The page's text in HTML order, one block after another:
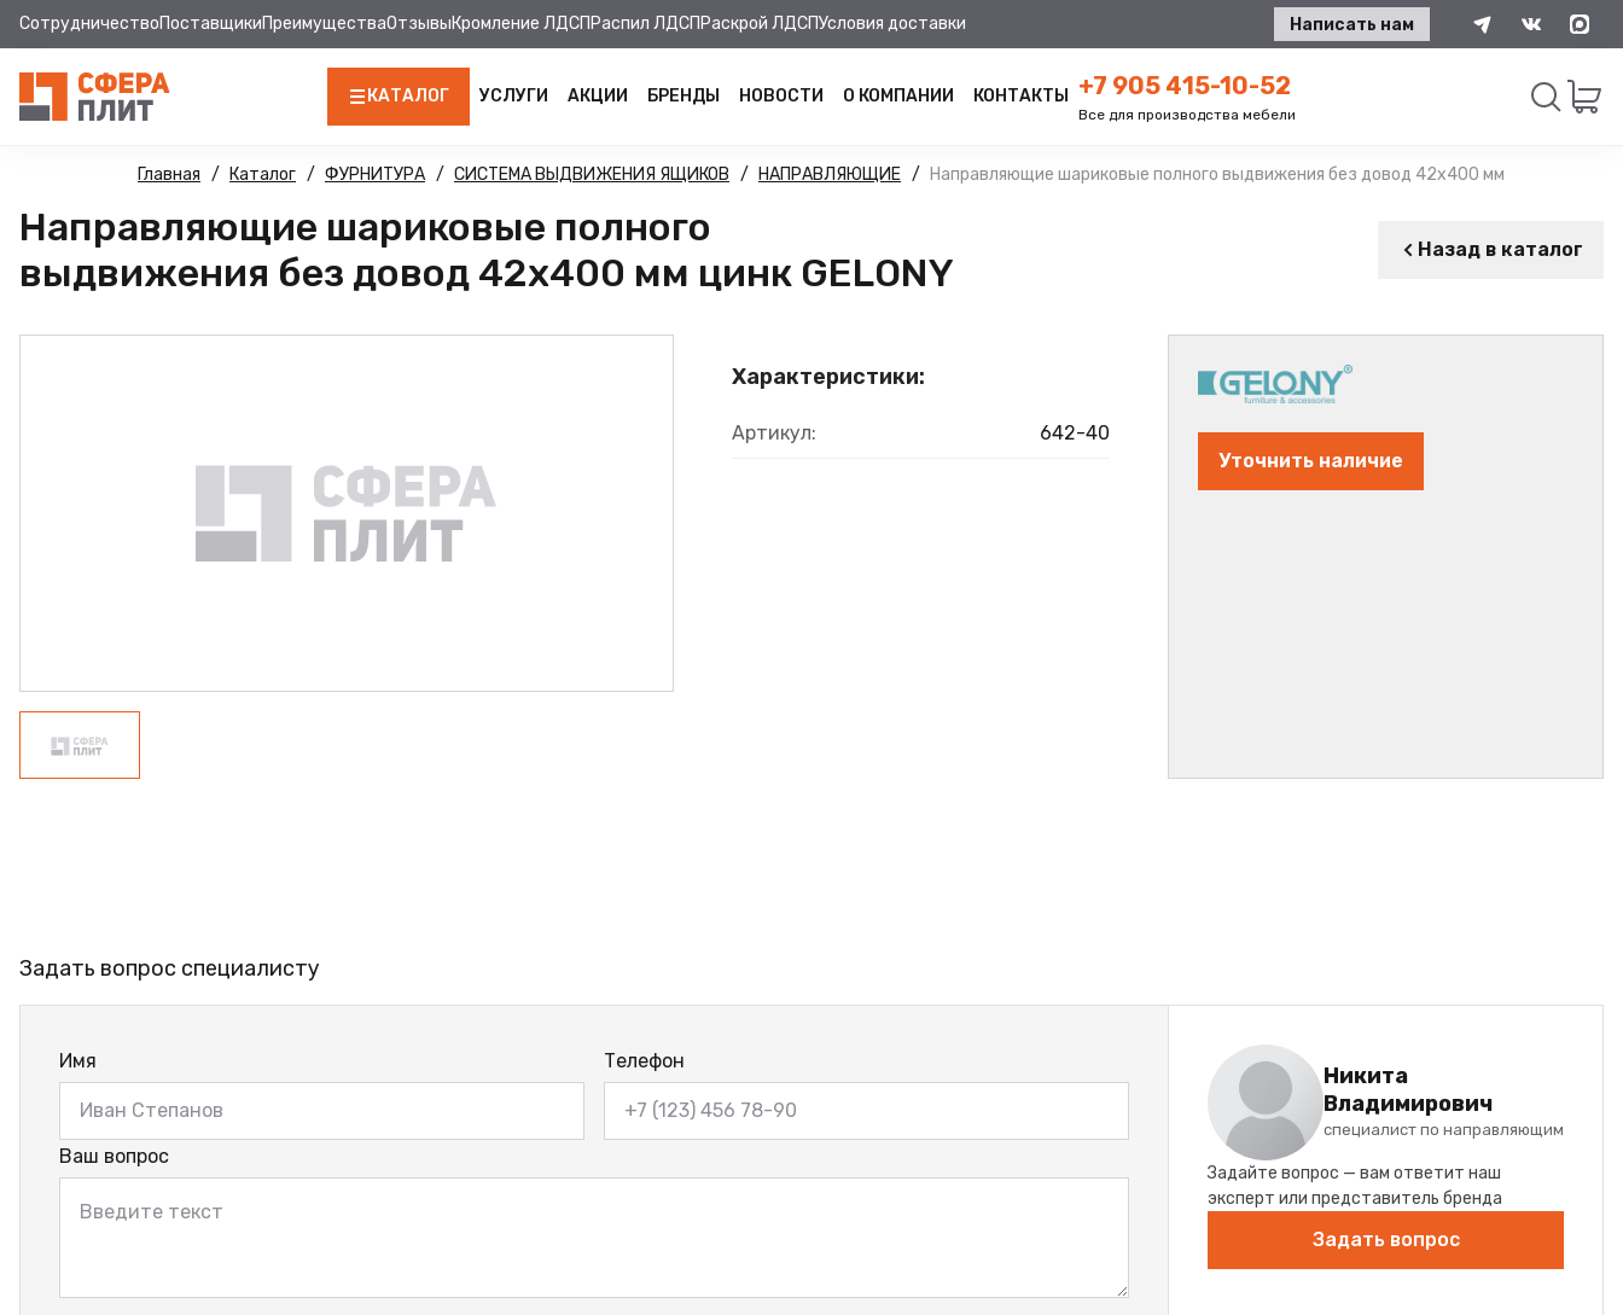
СотрудничествоПоставщикиПреимуществаОтзывыКромление ЛДСП Распил ЛДСП Раскрой ЛДСПУсловия доставки Написать нам
КАТАЛОГ
ЛДСП
КРОМКА
МДФ
МДФ ПАНЕЛИ
ДВПО
ФАНЕРА
УСЛУГИ АКЦИИ БРЕНДЫ НОВОСТИ О КОМПАНИИ КОНТАКТЫ +7 905 415-10-52
Все для производства мебели
Главная Каталог ФУРНИТУРА СИСТЕМА ВЫДВИЖЕНИЯ ЯЩИКОВ НАПРАВЛЯЮЩИЕ Направляющие шариковые полного выдвижения без довод 42х400 мм цинк GELONY
Направляющие шариковые полного
выдвижения без довод 42х400 мм цинк GELONY
Назад в каталог
Характеристики:
Артикул:
642-40
Уточнить наличие
Задать вопрос специалисту
Имя Телефон
Ваш вопрос
Никита
Владимирович
специалист по направляющим
Задайте вопрос — вам ответит наш
эксперт или представитель бренда
Задать вопрос